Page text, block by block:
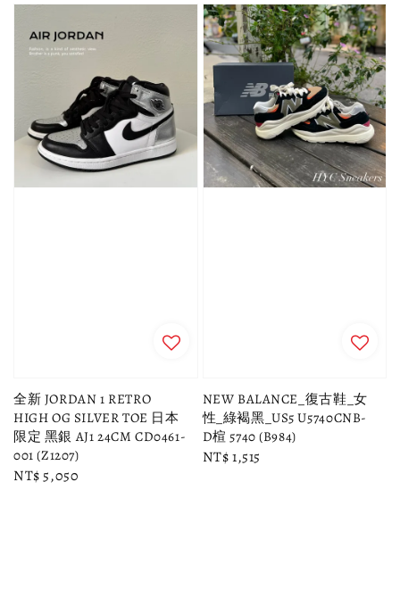
全新 JORDAN 1 RETRO
HIGH OG SILVER TOE 日本
限定 黑銀 AJ1 24CM CD0461-
001 (Z1207)
Regular
NT$ 5,050
NEW BALANCE_復古鞋_女
性_綠褐黑_US5 U5740CNB-
D楦 5740 (B984)
Regular
NT$ 1,515